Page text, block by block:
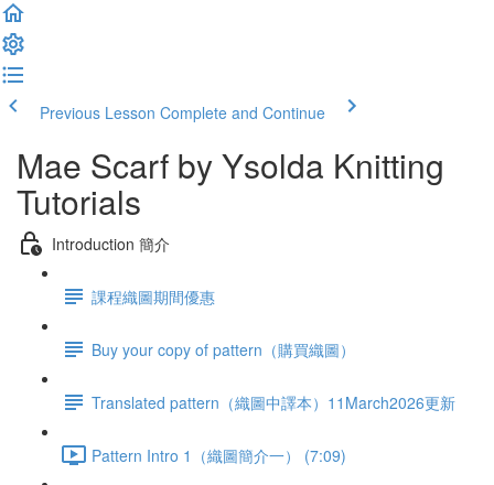
Previous Lesson Complete and Continue
Mae Scarf by Ysolda Knitting
Tutorials
Introduction 簡介
課程織圖期間優惠
Buy your copy of pattern（購買織圖）
Translated pattern（織圖中譯本）11March2026更新
Pattern Intro 1（織圖簡介一） (7:09)